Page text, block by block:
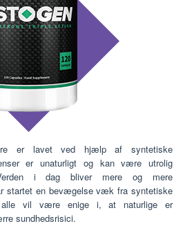
er lavet ved hjælp af syntetiske
er unaturligt og kan være utrolig
i dag bliver mere og mere
startet en bevægelse væk fra syntetiske
alle vil være enige i, at naturlige er
sundhedsrisici.